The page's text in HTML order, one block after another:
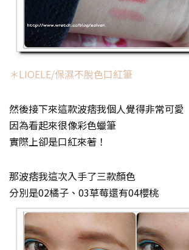
＊LIOELE/保濕不脫色口紅筆
然後接下來這款波痞我個人覺得非常可愛
因為看起來很像彩色蠟筆
實際上卻是口紅來著！
那波痞我這次入手了三款顏色
分別是02橘子、03草莓還有04櫻桃